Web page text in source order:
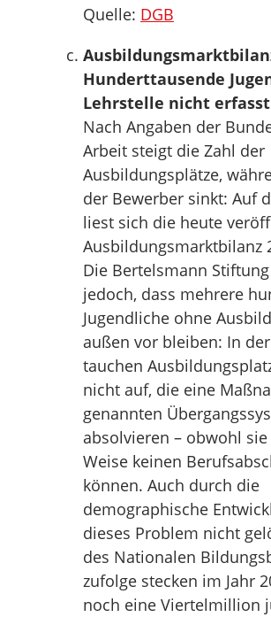
Quelle: DGB
Hunderttausende
Lehrstelle nicht erfasst
Nach Angaben der
Arbeit steigt die Zahl der
Ausbildungsplätze,
der Bewerber sinkt: Auf
liest sich die heute
Ausbildungsmarktbilanz
Die Bertelsmann
jedoch, dass mehrere
Jugendliche ohne
außen vor bleiben: In
tauchen
nicht auf, die eine
genannten
absolvieren – obwohl
Weise keinen
können. Auch durch die
demographische
dieses Problem nicht
des Nationalen
zufolge stecken im Jahr
noch eine Viertelmillion